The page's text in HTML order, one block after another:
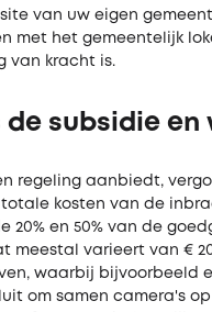
van uw eigen
met het gemeentelijk
van kracht is.
de subsidie
regeling aanbiedt,
kosten van de
20% en 50% van de
meestal varieert van €
waarbij bijvoorbeeld
om samen camera's